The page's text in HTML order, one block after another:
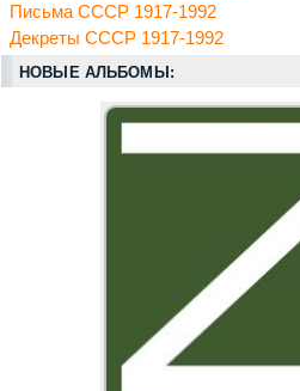
Письма СССР 1917-1992
Декреты СССР 1917-1992
НОВЫЕ АЛЬБОМЫ: